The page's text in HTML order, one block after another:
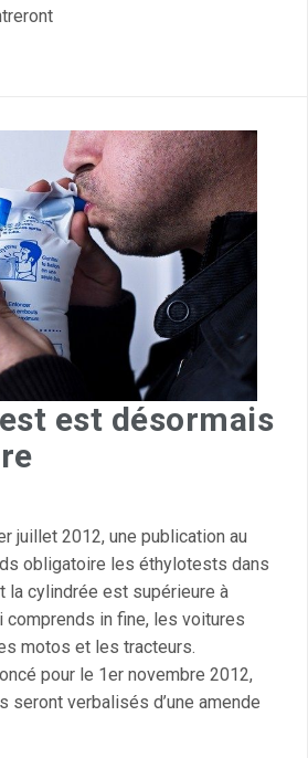
est désormais
juillet 2012, une publication au
obligatoire les éthylotests dans
la cylindrée est supérieure à
comprends in fine, les voitures
motos et les tracteurs.
pour le 1er novembre 2012,
seront verbalisés d’une amende